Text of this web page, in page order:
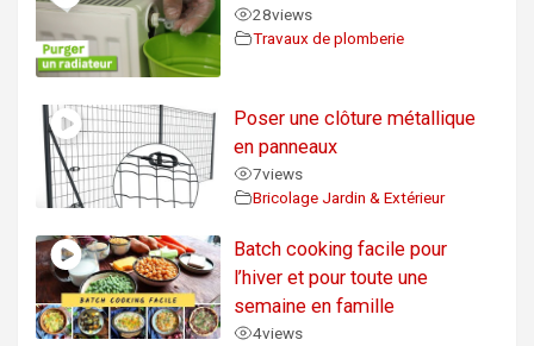
28views
Travaux de plomberie
Poser une clôture métallique
en panneaux
7views
Bricolage Jardin & Extérieur
Batch cooking facile pour
l’hiver et pour toute une
semaine en famille
4views